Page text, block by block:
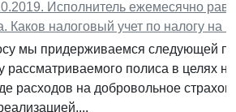
Исполнитель ежемесячно
Каков налоговый учет по налогу на
мы придерживаемся следующей
рассматриваемого полиса в целях
расходов на добровольное